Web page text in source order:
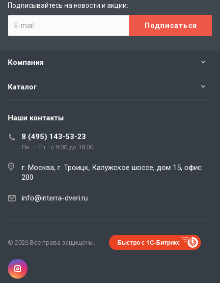
Подписывайтесь на новости и акции:
Компания
Каталог
Наши контакты
8 (495) 143-53-23
Пн. – Пт.: с 9:00 до 18:00
г. Москва, г. Троицк, Калужское шоссе, дом 15, офис
200
info@interra-dveri.ru
© 2026 Все права защищены. Быстро с 1С-Битрикс